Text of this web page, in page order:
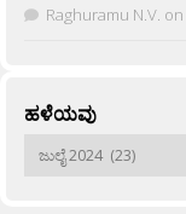
Raghuramu N.V. on
ಹಳೆಯವು
ಹಳೆಯವು